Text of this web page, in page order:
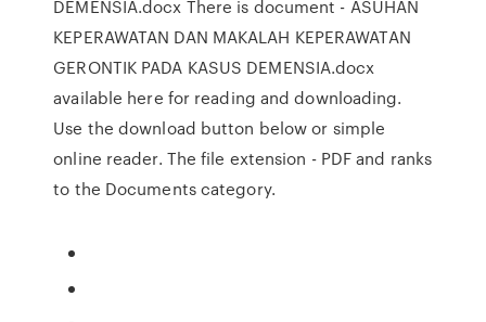
DEMENSIA.docx There is document - ASUHAN
KEPERAWATAN DAN MAKALAH KEPERAWATAN
GERONTIK PADA KASUS DEMENSIA.docx
available here for reading and downloading.
Use the download button below or simple
online reader. The file extension - PDF and ranks
to the Documents category.